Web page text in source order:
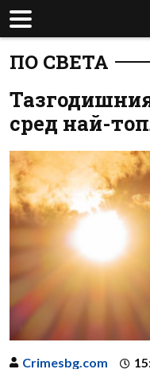
ПО СВЕТА
сред най-
Crimesbg.com